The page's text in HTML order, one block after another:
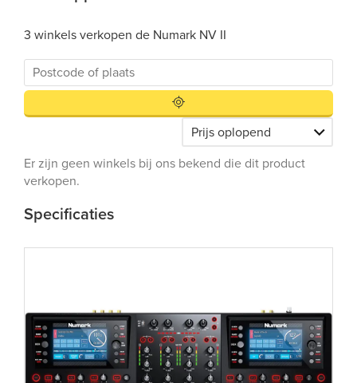
3 winkels verkopen de Numark NV II
Er zijn geen winkels bij ons bekend die dit product
verkopen.
Specificaties